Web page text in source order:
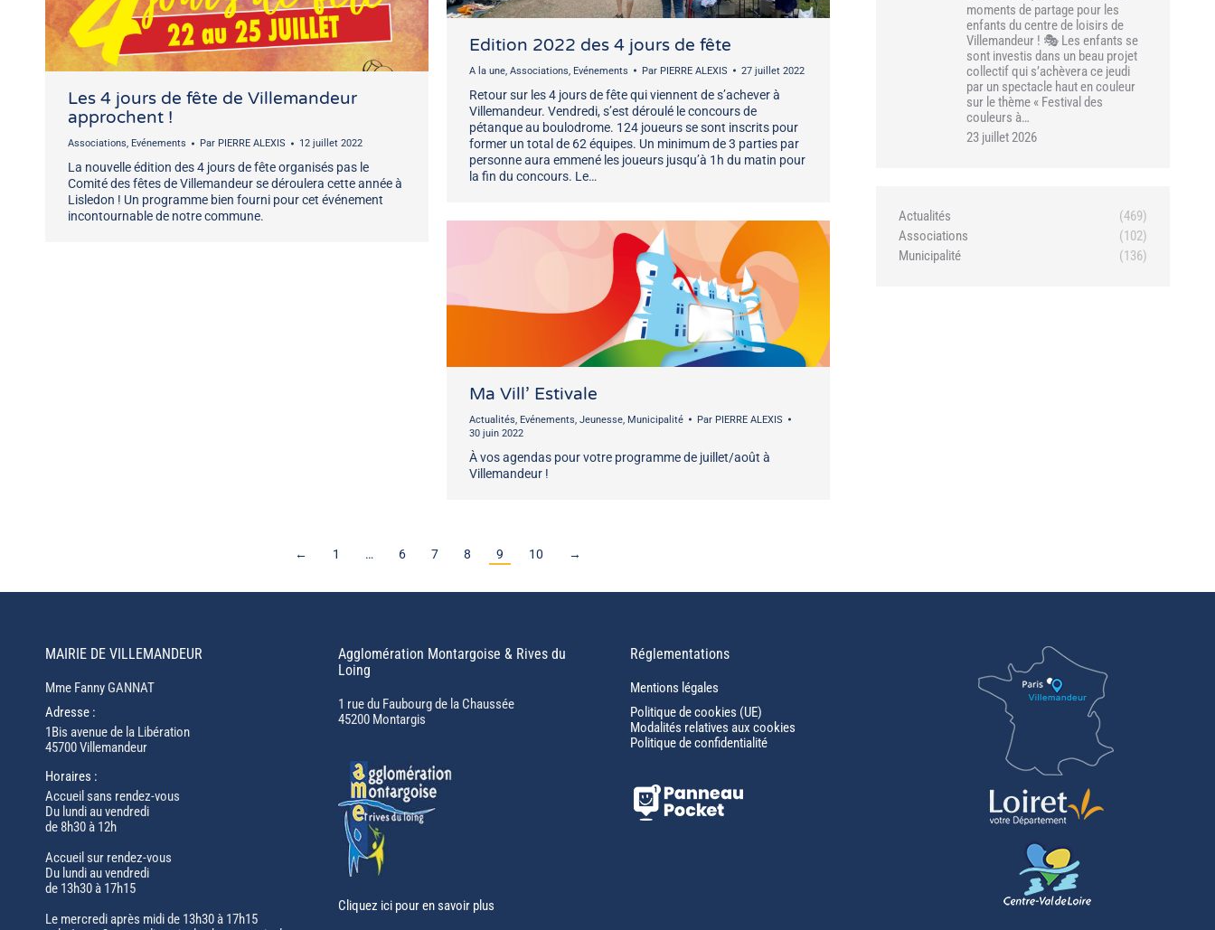
Edition 2022 des 4 jours de fête
A la une, Associations, Evénements Par PIERRE ALEXIS 27 juillet 2022
Retour sur les 4 jours de fête qui viennent de s’achever à
Villemandeur. Vendredi, s’est déroulé le concours de
pétanque au boulodrome. 124 joueurs se sont inscrits pour
former un total de 62 équipes. Un minimum de 3 parties par
personne aura emmené les joueurs jusqu’à 1h du matin pour
la fin du concours. Le…
Les 4 jours de fête de Villemandeur
approchent !
Associations, Evénements Par PIERRE ALEXIS 12 juillet 2022
La nouvelle édition des 4 jours de fête organisés pas le
Comité des fêtes de Villemandeur se déroulera cette année à
Lisledon ! Un programme bien fourni pour cet événement
incontournable de notre commune.
Ma Vill’ Estivale
Actualités, Evénements, Jeunesse, Municipalité Par PIERRE ALEXIS
30 juin 2022
À vos agendas pour votre programme de juillet/août à
Villemandeur !
← 1 … 6 7 8 9 10 →
moments de partage pour les
enfants du centre de loisirs de
Villemandeur ! 🎭 Les enfants se
sont investis dans un beau projet
collectif qui s’achèvera ce jeudi
par un spectacle haut en couleur
sur le thème « Festival des
couleurs à…
23 juillet 2026
Actualités
(469)
Associations
(102)
Municipalité
(136)
MAIRIE DE VILLEMANDEUR
Mme Fanny GANNAT
Adresse :
1Bis avenue de la Libération
45700 Villemandeur
Horaires :
Accueil sans rendez-vous
Du lundi au vendredi
de 8h30 à 12h
Accueil sur rendez-vous
Du lundi au vendredi
de 13h30 à 17h15
Le mercredi après midi de 13h30 à 17h15
Agglomération Montargoise & Rives du
Loing
1 rue du Faubourg de la Chaussée
45200 Montargis
Cliquez ici pour en savoir plus
Réglementations
Mentions légales
Politique de cookies (UE)
Modalités relatives aux cookies
Politique de confidentialité